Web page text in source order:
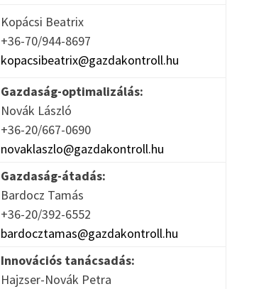
Kopácsi Beatrix
+36-70/944-8697
kopacsibeatrix@gazdakontroll.hu
Gazdaság-optimalizálás:
Novák László
+36-20/667-0690
novaklaszlo@gazdakontroll.hu
Gazdaság-átadás:
Bardocz Tamás
+36-20/392-6552
bardocztamas@gazdakontroll.hu
Innovációs tanácsadás:
Hajzser-Novák Petra